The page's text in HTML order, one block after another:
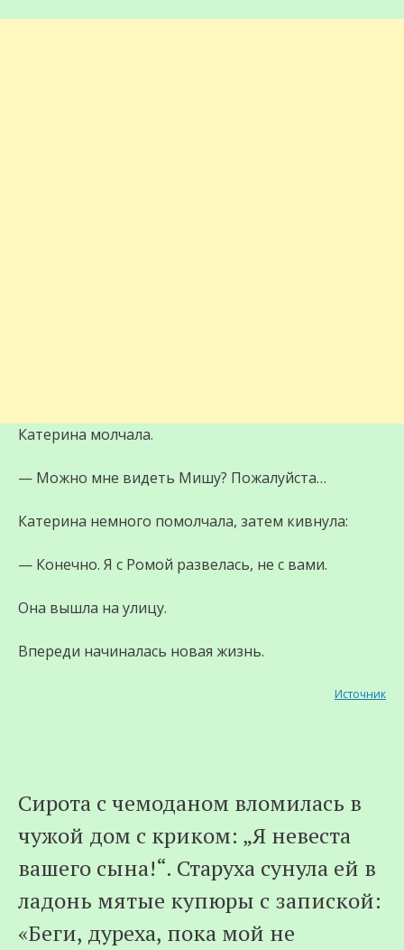
Катерина молчала.
— Можно мне видеть Мишу? Пожалуйста…
Катерина немного помолчала, затем кивнула:
— Конечно. Я с Ромой развелась, не с вами.
Она вышла на улицу.
Впереди начиналась новая жизнь.
Источник
Сирота с чемоданом вломилась в
чужой дом с криком: „Я невеста
вашего сына!“. Старуха сунула ей в
ладонь мятые купюры с запиской:
«Беги, дуреха, пока мой не